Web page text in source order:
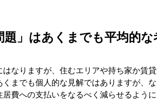
題」はあくまでも平均的な
なりますが、住むエリアや持ち家か賃
までも個人的な見解ではありますが、
居費への支払いをなるべく減らせるよう